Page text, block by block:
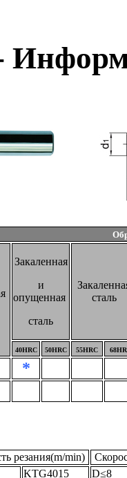
Закаленная
и
опущенная
сталь
сталь
40HRC 50HRC 55HRC
*
резания(m/min)
KTG4015 D≤8